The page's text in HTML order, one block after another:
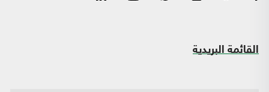
القائمة البريدية